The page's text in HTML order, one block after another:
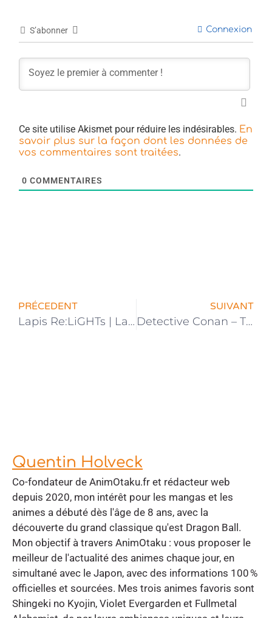
S’abonner Connexion
Ce site utilise Akismet pour réduire les indésirables. En
savoir plus sur la façon dont les données de
vos commentaires sont traitées.
0 COMMENTAIRES
PRÉCEDENT
Lapis Re:LiGHTs | La date de sortie de l’anime annoncée
SUIVANT
Detective Conan – The Scarlet Bullet | Le Film Reporté
Quentin Holveck
Co-fondateur de AnimOtaku.fr et rédacteur web
depuis 2020, mon intérêt pour les mangas et les
animes a débuté dès l'âge de 8 ans, avec la
découverte du grand classique qu'est Dragon Ball.
Mon objectif à travers AnimOtaku : vous proposer le
meilleur de l'actualité des animes chaque jour, en
simultané avec le Japon, avec des informations 100 %
officielles et sourcées. Mes trois animes favoris sont
Shingeki no Kyojin, Violet Evergarden et Fullmetal